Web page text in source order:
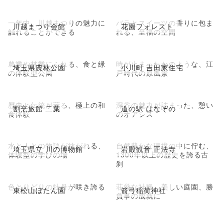
川越まつり会館
一年中、川越まつりの魅力に
触れることができる
花園フォレスト
バラとスイーツの香りに包ま
れる、至福の空間
埼玉県農林公園
農業や林業にふれる、食と緑
の体験型公園
小川町 吉田家住宅
時が止まったかのような、江
戸時代の原風景
割烹旅館 二葉
歴史と伝統が薫る、極上の和
食体験
道の駅 はなぞの
深谷の魅力が詰まった、憩い
のオアシス
埼玉県立 川の博物館
水と人との物語が紡がれる、
体験型の学びの場
岩殿観音 正法寺
自然豊かな環境の中に佇む、
1300年以上の歴史を誇る古
刹
東松山ぼたん園
色とりどりの牡丹が咲き誇る 箭弓稲荷神社
荘厳な社殿、美しい庭園、勝
負事の成就に